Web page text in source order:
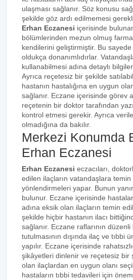
ulaşması sağlanır. Söz konusu
şekilde göz ardı edilmemesi
Erhan Eczanesi içerisinde
bölümlerinden mezun olmuş
kendilerini geliştirmiştir. Bu sayede
oldukça donanımlıdırlar.
kullanabilmesi adına detaylı
Ayrıca reçetesiz bir şekilde
hastanın hastalığına en uygun
sağlanır. Eczane içerisinde görev
reçetenin bir doktor tarafından
kontrol etmesi gerekir. Ayrıca
olmadığına da bakılır.
Merkezi Konumda
Erhan Eczanesi
Erhan Eczanesi eczacıları,
edilen ilaçların vatandaşlara
yönlendirmeleri yapar. Bunun
bulunur. Eczane içerisinde
adına eksik olan ilaçların temin
şekilde hiçbir hastanın ilacı
sağlanır. Eczane raflarının
tutulmasının dışında ilaç ve tıbbi
yapılır. Eczane içerisinde
şikâyetleri dinlenir ve reçetesiz bir
olan ilaçlardan en uygun olanı
hastaların tıbbi tedavileri için